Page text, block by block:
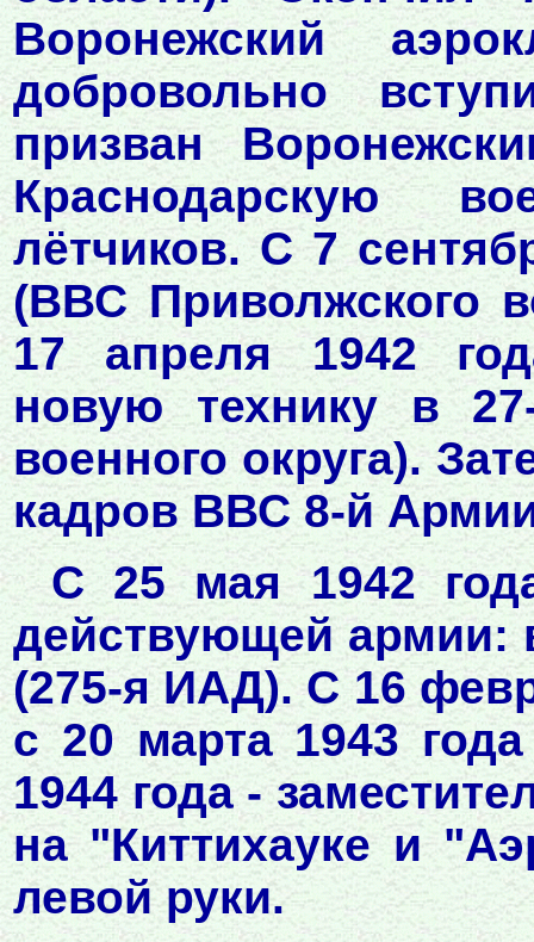
Воронежский
добровольно
призван
Краснодарскую
лётчиков. С 7
(ВВС Приволжского
17 апреля 1942
новую технику в
военного округа).
кадров ВВС 8-й
С 25 мая 1942
действующей армии:
(275-я ИАД). С 16
с 20 марта 1943
1944 года -
на "Киттихауке и
левой руки.